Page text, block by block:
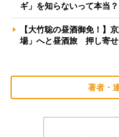
ギ」を知らないって本
【大竹聡の昼酒御免！】
場」へと昼酒旅 押し寄
著者・